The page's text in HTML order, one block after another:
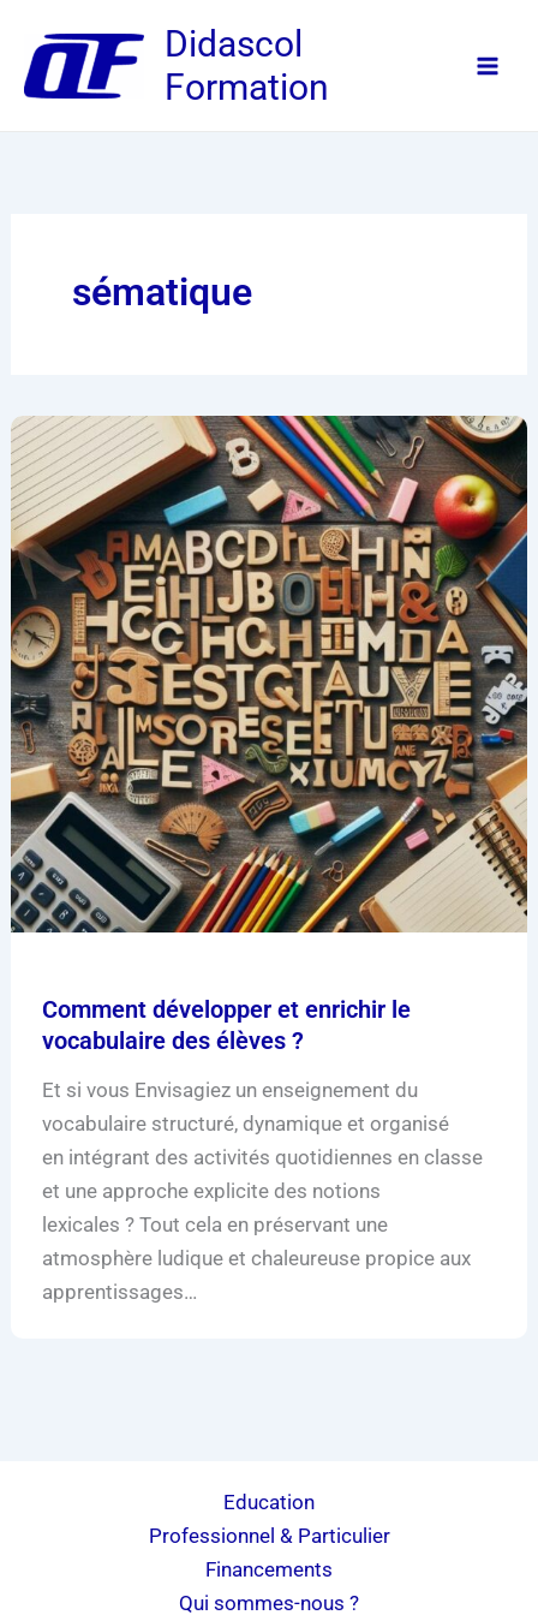
contenu
Didascol
Formation
sématique
Comment développer et enrichir le
vocabulaire des élèves ?
Et si vous Envisagiez un enseignement du
vocabulaire structuré, dynamique et organisé
en intégrant des activités quotidiennes en classe
et une approche explicite des notions
lexicales ? Tout cela en préservant une
atmosphère ludique et chaleureuse propice aux
apprentissages…
Education
Professionnel & Particulier
Financements
Qui sommes-nous ?